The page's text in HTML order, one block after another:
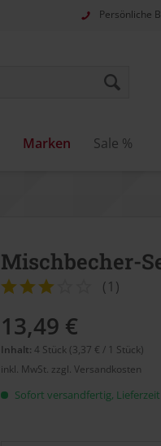
Persönliche
Marken Sale %
Mischbecher-
(1 )
13,49 €
Inhalt: 4 Stück (3,37 € / 1 Stück)
inkl. MwSt. zzgl. Versandkosten
Sofort versandfertig,